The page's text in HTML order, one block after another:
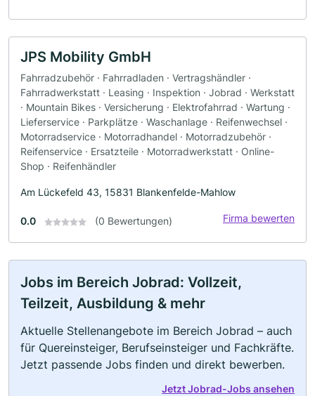
JPS Mobility GmbH
Fahrradzubehör · Fahrradladen · Vertragshändler ·
Fahrradwerkstatt · Leasing · Inspektion · Jobrad · Werkstatt
· Mountain Bikes · Versicherung · Elektrofahrrad · Wartung ·
Lieferservice · Parkplätze · Waschanlage · Reifenwechsel ·
Motorradservice · Motorradhandel · Motorradzubehör ·
Reifenservice · Ersatzteile · Motorradwerkstatt · Online-
Shop · Reifenhändler
Am Lückefeld 43, 15831 Blankenfelde-Mahlow
0.0 (0 Bewertungen) Firma bewerten
Jobs im Bereich Jobrad: Vollzeit,
Teilzeit, Ausbildung & mehr
Aktuelle Stellenangebote im Bereich Jobrad – auch
für Quereinsteiger, Berufseinsteiger und Fachkräfte.
Jetzt passende Jobs finden und direkt bewerben.
Jetzt Jobrad-Jobs ansehen